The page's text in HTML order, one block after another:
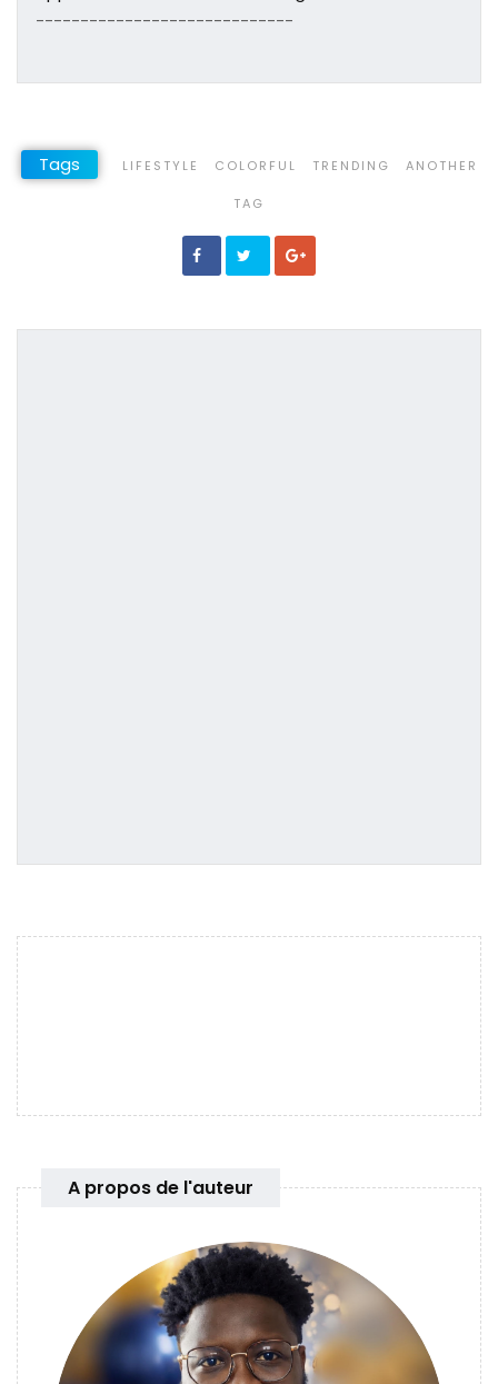
-----------------------------
Tags LIFESTYLE COLORFUL TRENDING ANOTHER
TAG
A propos de l'auteur